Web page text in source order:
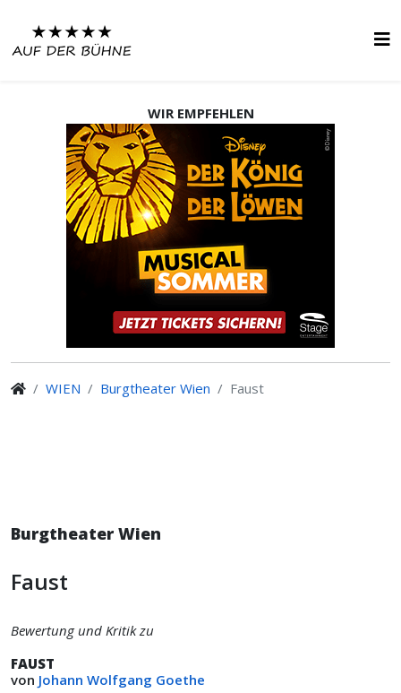
WIR EMPFEHLEN
WIEN Burgtheater Wien Faust
Burgtheater Wien
Faust
Bewertung und Kritik zu
FAUST
von Johann Wolfgang Goethe